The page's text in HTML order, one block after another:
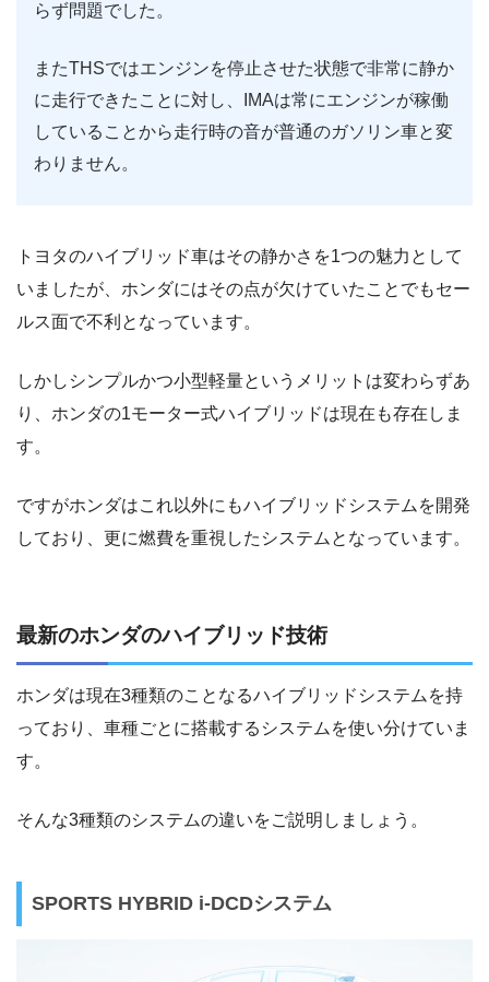
らず問題でした。
またTHSではエンジンを停止させた状態で非常に静か
に走行できたことに対し、IMAは常にエンジンが稼働
していることから走行時の音が普通のガソリン車と変
わりません。
トヨタのハイブリッド車はその静かさを1つの魅力として
いましたが、ホンダにはその点が欠けていたことでもセー
ルス面で不利となっています。
しかしシンプルかつ小型軽量というメリットは変わらずあ
り、ホンダの1モーター式ハイブリッドは現在も存在しま
す。
ですがホンダはこれ以外にもハイブリッドシステムを開発
しており、更に燃費を重視したシステムとなっています。
最新のホンダのハイブリッド技術
ホンダは現在3種類のことなるハイブリッドシステムを持
っており、車種ごとに搭載するシステムを使い分けていま
す。
そんな3種類のシステムの違いをご説明しましょう。
SPORTS HYBRID i-DCDシステム